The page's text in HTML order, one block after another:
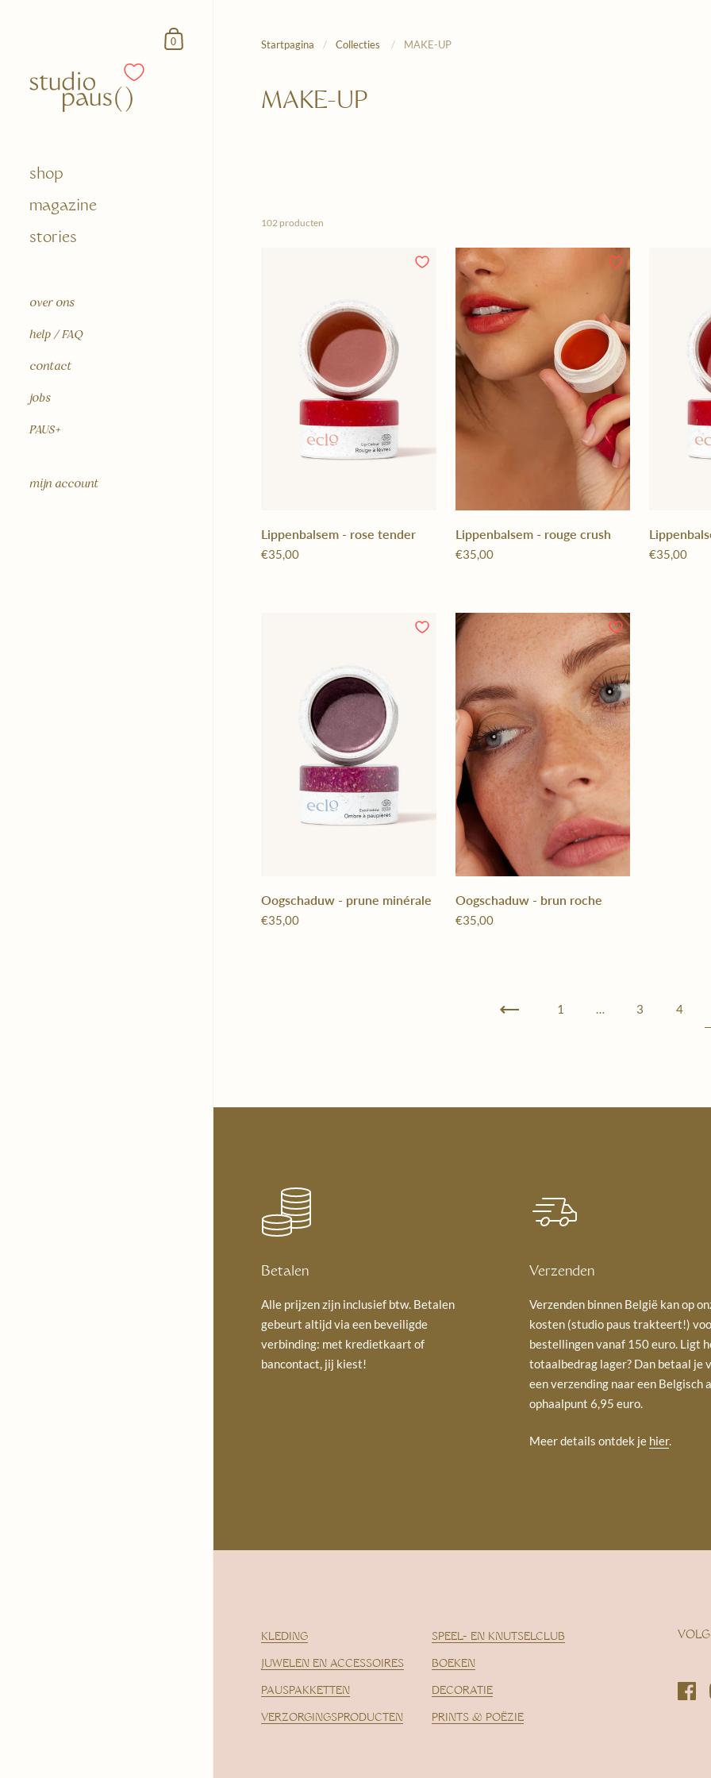
Winkelmandje
0
shop
magazine
stories
over ons
help / FAQ
contact
jobs
PAUS+
mijn account
Startpagina / Collecties / MAKE-UP
MAKE-UP
102 producten
Lippenbalsem - rose tender
€35,00
Lippenbalsem - rouge crush
€35,00 €35,00
Oogschaduw - prune minérale
€35,00
Oogschaduw - brun roche
€35,00
Vorige 1 … 3 4
Betalen
Alle prijzen zijn inclusief btw. Betalen
gebeurt altijd via een beveiligde
verbinding: met kredietkaart of
bancontact, jij kiest!
Verzenden
Verzenden binnen België kan op
kosten (studio paus trakteert!)
bestellingen vanaf 150 euro. Ligt
totaalbedrag lager? Dan betaal je
een verzending naar een Belgisch
ophaalpunt 6,95 euro.
Meer details ontdek je hier.
KLEDING
JUWELEN EN ACCESSOIRES
PAUSPAKKETTEN
VERZORGINGSPRODUCTEN
SPEEL- EN KNUTSELCLUB
BOEKEN
DECORATIE
PRINTS & POËZIE